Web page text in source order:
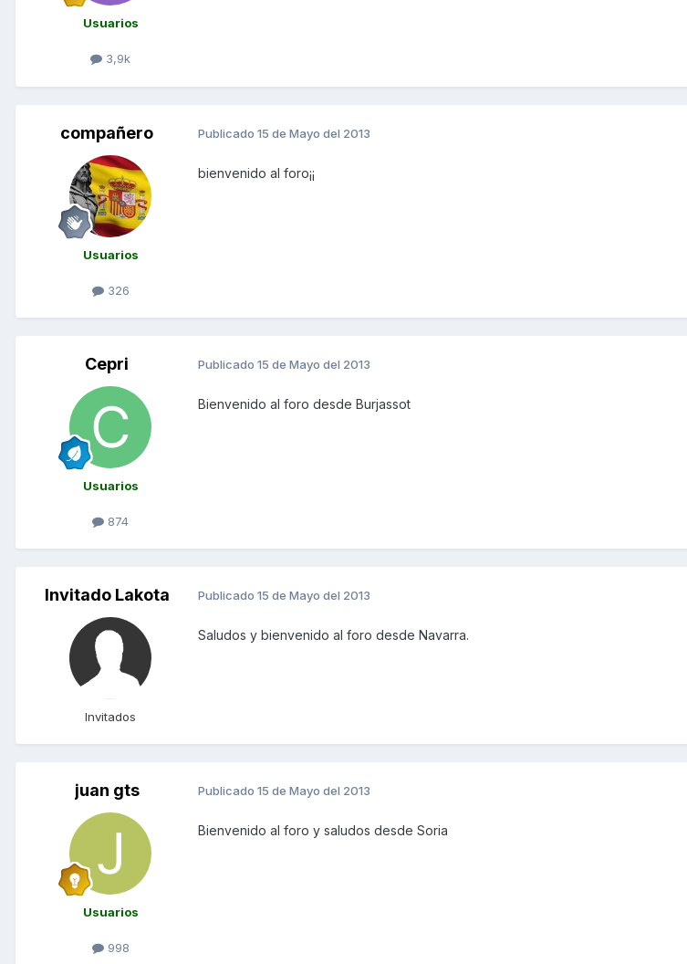
Usuarios
3,9k
compañero
Usuarios
326
Publicado 15 de Mayo del 2013
bienvenido al foro¡¡
Cepri
Usuarios
874
Publicado 15 de Mayo del 2013
Bienvenido al foro desde Burjassot
Invitado Lakota
Invitados
Publicado 15 de Mayo del 2013
Saludos y bienvenido al foro desde Navarra.
juan gts
Usuarios
998
Publicado 15 de Mayo del 2013
Bienvenido al foro y saludos desde Soria